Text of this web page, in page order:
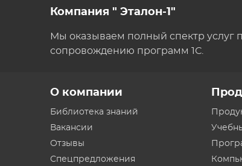
Компания " Эталон-1"
Мы оказываем полный спектр услуг
сопровождению программ 1С.
О компании
Библиотека знаний
Вакансии
Отзывы
Спецпредложения